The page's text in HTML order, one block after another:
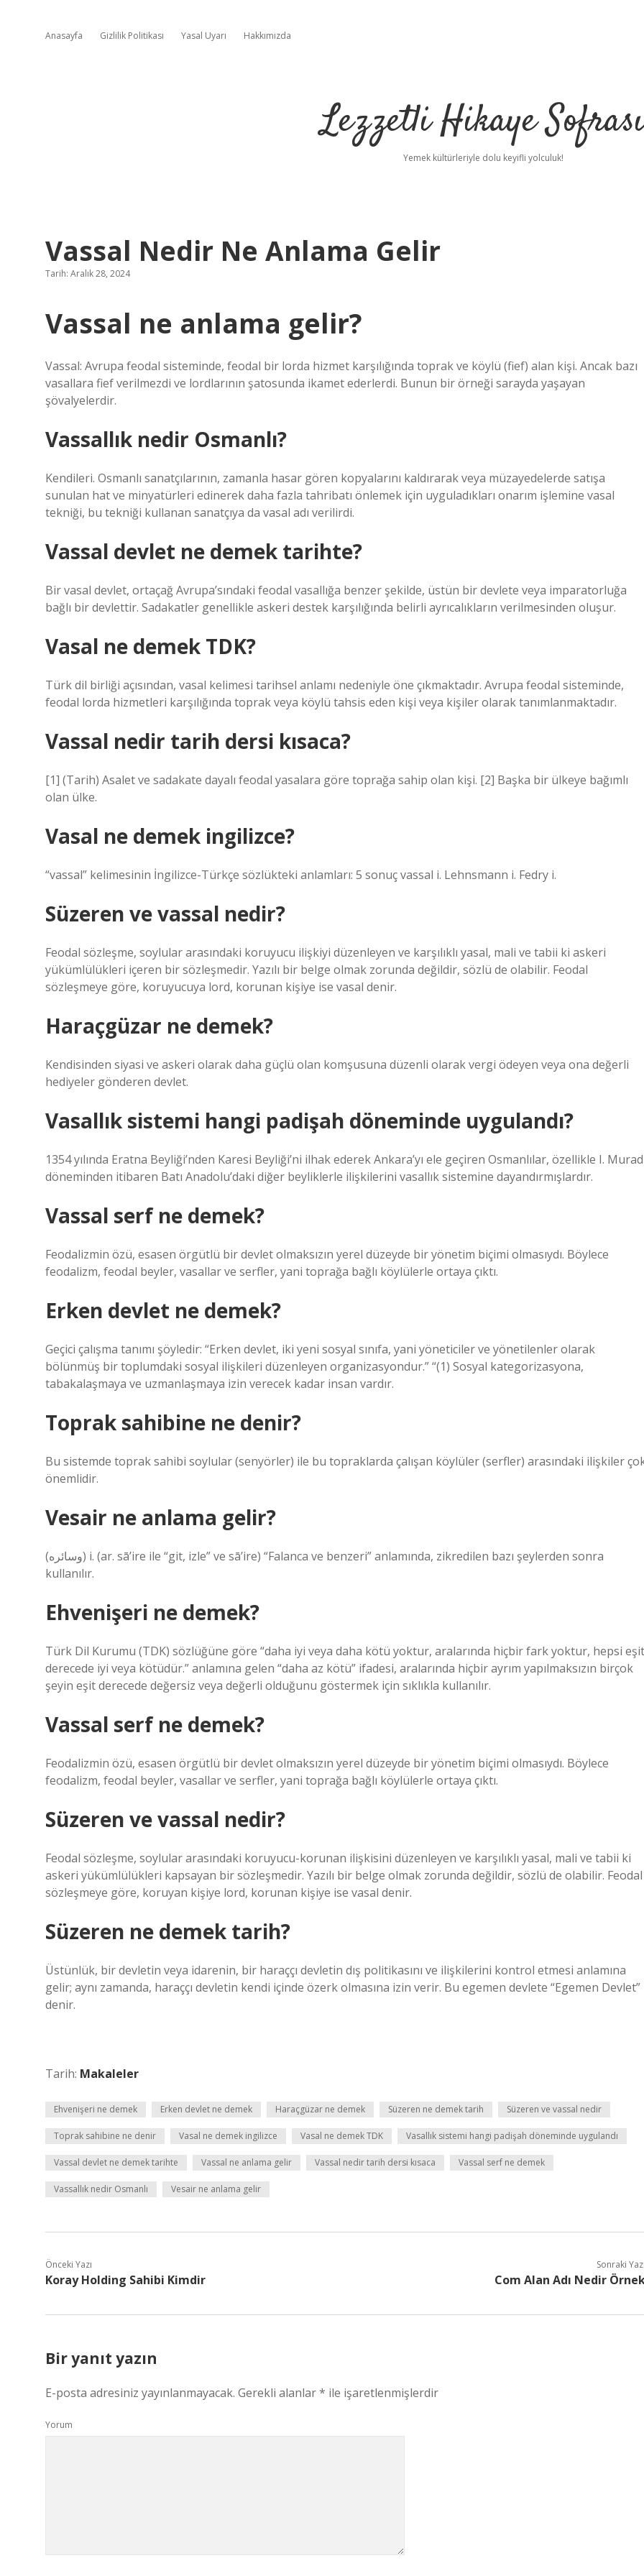
Anasayfa Gizlilik Politikası Yasal Uyarı Hakkımızda
Lezzetli Hikaye Sofrası
Yemek kültürleriyle dolu keyifli yolculuk!
Vassal Nedir Ne Anlama Gelir
Tarih: Aralık 28, 2024
Vassal ne anlama gelir?
Vassal: Avrupa feodal sisteminde, feodal bir lorda hizmet karşılığında toprak ve köylü (fief) alan kişi. Ancak bazı
vasallara fief verilmezdi ve lordlarının şatosunda ikamet ederlerdi. Bunun bir örneği sarayda yaşayan
şövalyelerdir.
Vassallık nedir Osmanlı?
Kendileri. Osmanlı sanatçılarının, zamanla hasar gören kopyalarını kaldırarak veya müzayedelerde satışa
sunulan hat ve minyatürleri edinerek daha fazla tahribatı önlemek için uyguladıkları onarım işlemine vasal
tekniği, bu tekniği kullanan sanatçıya da vasal adı verilirdi.
Vassal devlet ne demek tarihte?
Bir vasal devlet, ortaçağ Avrupa’sındaki feodal vasallığa benzer şekilde, üstün bir devlete veya imparatorluğa
bağlı bir devlettir. Sadakatler genellikle askeri destek karşılığında belirli ayrıcalıkların verilmesinden oluşur.
Vasal ne demek TDK?
Türk dil birliği açısından, vasal kelimesi tarihsel anlamı nedeniyle öne çıkmaktadır. Avrupa feodal sisteminde,
feodal lorda hizmetleri karşılığında toprak veya köylü tahsis eden kişi veya kişiler olarak tanımlanmaktadır.
Vassal nedir tarih dersi kısaca?
[1] (Tarih) Asalet ve sadakate dayalı feodal yasalara göre toprağa sahip olan kişi. [2] Başka bir ülkeye bağımlı
olan ülke.
Vasal ne demek ingilizce?
“vassal” kelimesinin İngilizce-Türkçe sözlükteki anlamları: 5 sonuç vassal i. Lehnsmann i. Fedry i.
Süzeren ve vassal nedir?
Feodal sözleşme, soylular arasındaki koruyucu ilişkiyi düzenleyen ve karşılıklı yasal, mali ve tabii ki askeri
yükümlülükleri içeren bir sözleşmedir. Yazılı bir belge olmak zorunda değildir, sözlü de olabilir. Feodal
sözleşmeye göre, koruyucuya lord, korunan kişiye ise vasal denir.
Haraçgüzar ne demek?
Kendisinden siyasi ve askeri olarak daha güçlü olan komşusuna düzenli olarak vergi ödeyen veya ona değerli
hediyeler gönderen devlet.
Vasallık sistemi hangi padişah döneminde uygulandı?
1354 yılında Eratna Beyliği’nden Karesi Beyliği’ni ilhak ederek Ankara’yı ele geçiren Osmanlılar, özellikle I. Murad
döneminden itibaren Batı Anadolu’daki diğer beyliklerle ilişkilerini vasallık sistemine dayandırmışlardır.
Vassal serf ne demek?
Feodalizmin özü, esasen örgütlü bir devlet olmaksızın yerel düzeyde bir yönetim biçimi olmasıydı. Böylece
feodalizm, feodal beyler, vasallar ve serfler, yani toprağa bağlı köylülerle ortaya çıktı.
Erken devlet ne demek?
Geçici çalışma tanımı şöyledir: “Erken devlet, iki yeni sosyal sınıfa, yani yöneticiler ve yönetilenler olarak
bölünmüş bir toplumdaki sosyal ilişkileri düzenleyen organizasyondur.” “(1) Sosyal kategorizasyona,
tabakalaşmaya ve uzmanlaşmaya izin verecek kadar insan vardır.
Toprak sahibine ne denir?
Bu sistemde toprak sahibi soylular (senyörler) ile bu topraklarda çalışan köylüler (serfler) arasındaki ilişkiler
önemlidir.
Vesair ne anlama gelir?
(ﻭﺳﺎﺋﺮﻩ) i. (ar. sā’ire ile “git, izle” ve sā’ire) “Falanca ve benzeri” anlamında, zikredilen bazı şeylerden sonra
kullanılır.
Ehvenişeri ne demek?
Türk Dil Kurumu (TDK) sözlüğüne göre “daha ​​iyi veya daha kötü yoktur, aralarında hiçbir fark yoktur, hepsi eşit
derecede iyi veya kötüdür.” anlamına gelen “daha ​​az kötü” ifadesi, aralarında hiçbir ayrım yapılmaksızın birçok
şeyin eşit derecede değersiz veya değerli olduğunu göstermek için sıklıkla kullanılır.
Vassal serf ne demek?
Feodalizmin özü, esasen örgütlü bir devlet olmaksızın yerel düzeyde bir yönetim biçimi olmasıydı. Böylece
feodalizm, feodal beyler, vasallar ve serfler, yani toprağa bağlı köylülerle ortaya çıktı.
Süzeren ve vassal nedir?
Feodal sözleşme, soylular arasındaki koruyucu-korunan ilişkisini düzenleyen ve karşılıklı yasal, mali ve tabii ki
askeri yükümlülükleri kapsayan bir sözleşmedir. Yazılı bir belge olmak zorunda değildir, sözlü de olabilir. Feodal
sözleşmeye göre, koruyan kişiye lord, korunan kişiye ise vasal denir.
Süzeren ne demek tarih?
Üstünlük, bir devletin veya idarenin, bir haraççı devletin dış politikasını ve ilişkilerini kontrol etmesi anlamına
gelir; aynı zamanda, haraççı devletin kendi içinde özerk olmasına izin verir. Bu egemen devlete “Egemen Devlet”
denir.
Tarih: Makaleler
Ehvenişeri ne demek Erken devlet ne demek Haraçgüzar ne demek Süzeren ne demek tarih Süzeren ve vassal nedir
Toprak sahibine ne denir Vasal ne demek ingilizce Vasal ne demek TDK Vasallık sistemi hangi padişah döneminde uygulandı
Vassal devlet ne demek tarihte Vassal ne anlama gelir Vassal nedir tarih dersi kısaca Vassal serf ne demek
Vassallık nedir Osmanlı Vesair ne anlama gelir
Önceki Yazı
Koray Holding Sahibi Kimdir
Sonraki
Com Alan Adı Nedir
Bir yanıt yazın
E-posta adresiniz yayınlanmayacak. Gerekli alanlar* ile işaretlenmişlerdir
Yorum